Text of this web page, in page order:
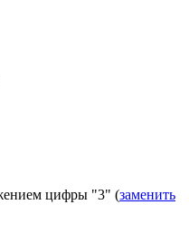
цифры "3" (заменить